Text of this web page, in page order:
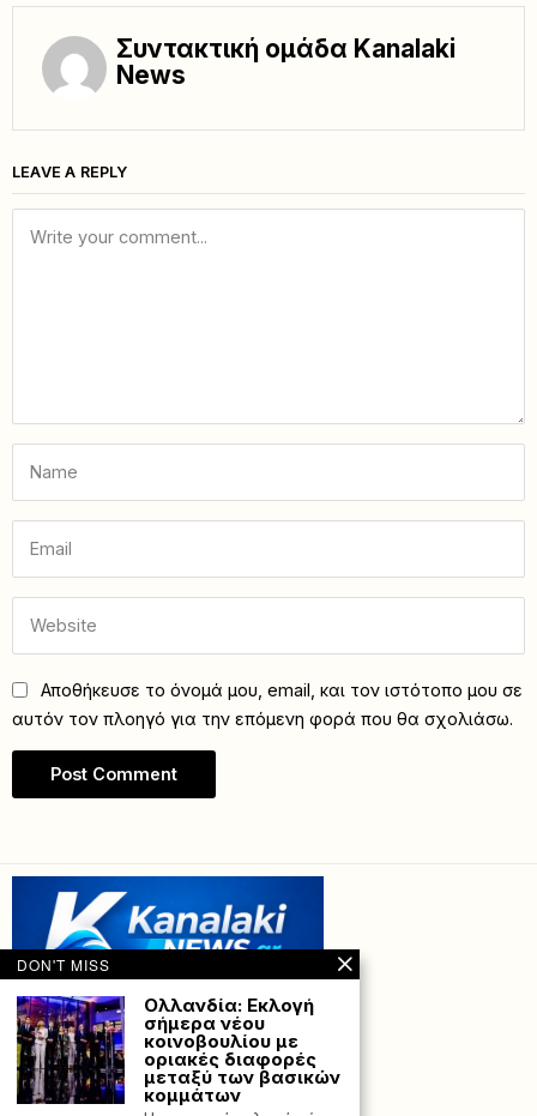
Συντακτική ομάδα Kanalaki
News
LEAVE A REPLY
Αποθήκευσε το όνομά μου, email, και τον ιστότοπο μου σε
αυτόν τον πλοηγό για την επόμενη φορά που θα σχολιάσω.
DON'T MISS
Ολλανδία: Εκλογή
σήμερα νέου
κοινοβουλίου με
οριακές διαφορές
μεταξύ των βασικών
κομμάτων